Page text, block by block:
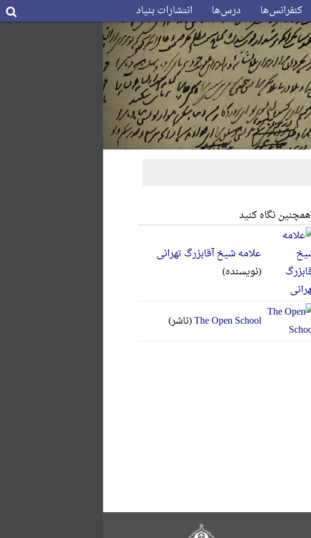
کنفرانس‌ها درس‌ها انتشارات بنیاد
همچنین نگاه کنید
علامه شیخ آقابزرگ تهرانی
(نویسنده)
The Open School(ناشر)